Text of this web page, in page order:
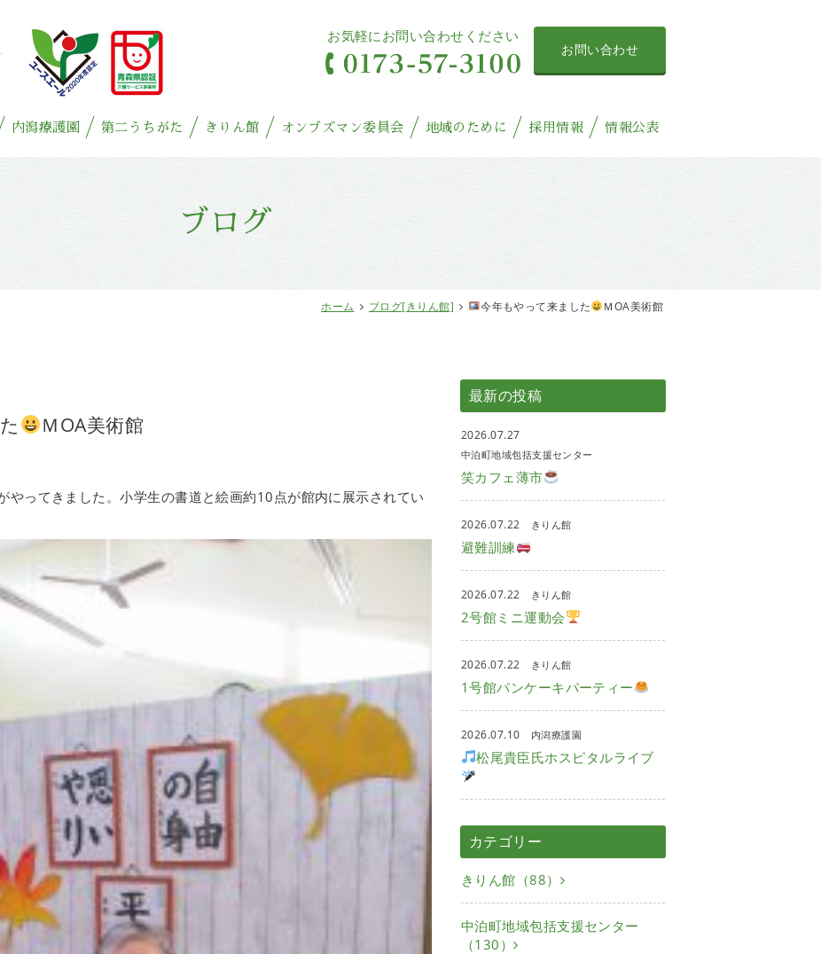
お気軽にお問い合わせください
お問い合わせ
内潟療護園 第二うちがた きりん館 オンブズマン委員会 地域のために 採用情報 情報公表
ブログ
ホーム ブログ[きりん館] 今年もやって来ました ＭОA美術館
ＭОA美術館
やってきました。小学生の書道と絵画約10点が館内に展示されてい
最新の投稿
2026.07.27
中泊町地域包括支援センター
笑カフェ薄市
2026.07.22 きりん館
避難訓練
2026.07.22 きりん館
2号館ミニ運動会
2026.07.22 きりん館
1号館パンケーキパーティー
2026.07.10 内潟療護園
松尾貴臣氏ホスピタルライブ
カテゴリー
きりん館（88）
中泊町地域包括支援センター
（130）